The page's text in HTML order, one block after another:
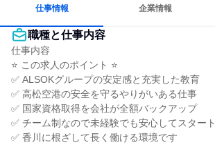
仕事情報 企業情報
職種と仕事内容
仕事内容
⭐ この求人のポイント ⭐
✅ ALSOKグループの安定感と充実した教育
✅ 高松空港の安全を守るやりがいある仕事
✅ 国家資格取得を会社が全額バックアップ
✅ チーム制なので未経験でも安心してスタート
✅ 香川に根ざして長く働ける環境です